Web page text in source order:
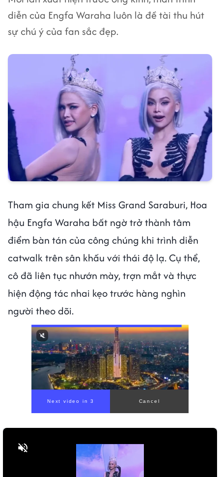
diễn của Engfa Waraha luôn là đề tài thu hút
sự chú ý của fan sắc đẹp.
Tham gia chung kết Miss Grand Saraburi, Hoa
hậu Engfa Waraha bất ngờ trở thành tâm
điểm bàn tán của công chúng khi trình diễn
catwalk trên sân khấu với thái độ lạ. Cụ thể,
cô đã liên tục nhướn mày, trợn mắt và thực
hiện động tác nhai kẹo trước hàng nghìn
người theo dõi.